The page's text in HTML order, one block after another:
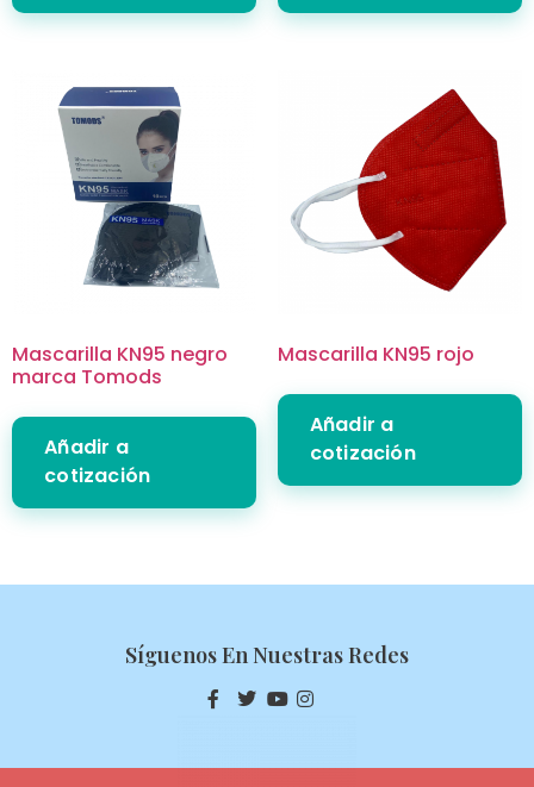
Mascarilla KN95 negro
marca Tomods
Añadir a
cotización
Mascarilla KN95 rojo
Añadir a
cotización
Síguenos En Nuestras Redes